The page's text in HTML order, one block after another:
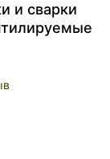
и сварки